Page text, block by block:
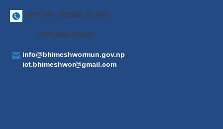
+977-049 -421100, 421491
+977-049-421381
info@bhimeshwormun.gov.np |
ict.bhimeshwor@gmail.com